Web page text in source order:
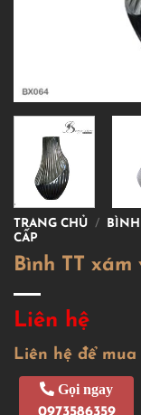
TRANG CHỦ / BÌNH
CẤP
Bình TT
Liên hệ
Liên hệ để mua
Gọi ngay